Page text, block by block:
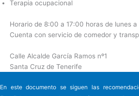
Terapia ocupacional
Horario de 8:00 a 17:00 horas de lunes a
Cuenta con servicio de comedor y
Calle Alcalde García Ramos nº1
Santa Cruz de Tenerife
En este documento se siguen las